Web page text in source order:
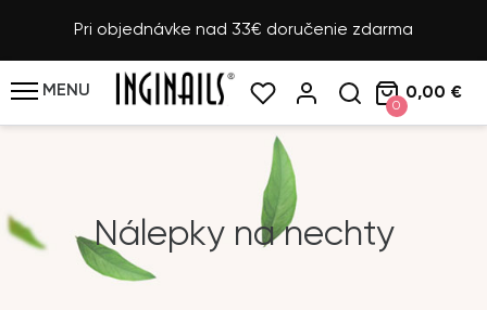
Pri objednávke nad 33€ doručenie zdarma
MENU
0
0,00 €
Nálepky na nechty